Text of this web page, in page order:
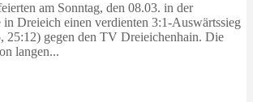
am Sonntag, den 08.03. in der
Dreieich einen verdienten 3:1‑Auswärtssieg
25:12) gegen den TV Dreieichenhain. Die
langen...